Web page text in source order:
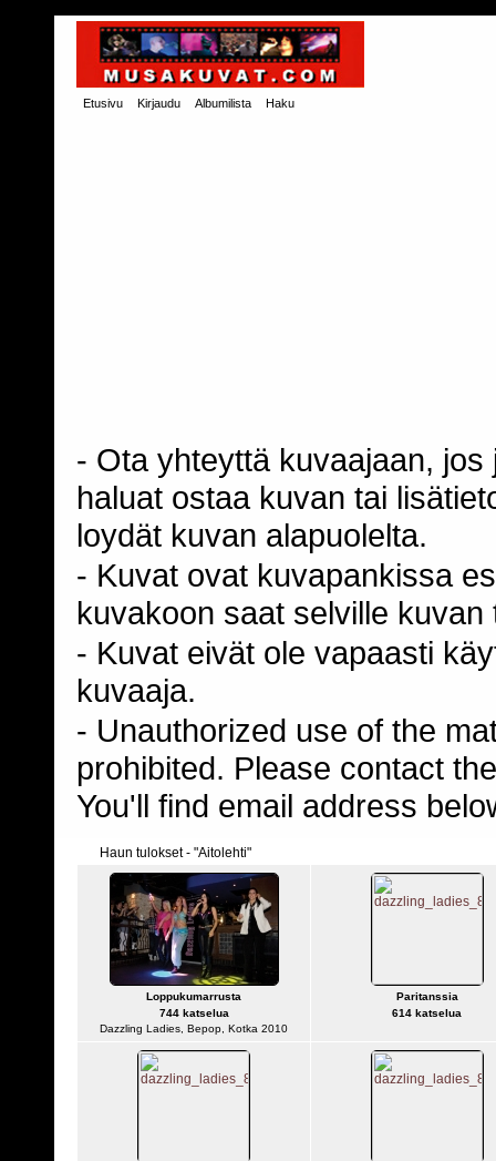
Etusivu Kirjaudu Albumilista Haku
- Ota yhteyttä kuvaajaan,
haluat ostaa kuvan tai
loydät kuvan alapuolelta.
- Kuvat ovat kuvapankissa
kuvakoon saat selville
- Kuvat eivät ole vapaasti
kuvaaja.
- Unauthorized use of the
prohibited. Please contact
You'll find email address
Haun tulokset - "Aitolehti"
Loppukumarrusta
744 katselua
Dazzling Ladies, Bepop, Kotka 2010
Paritanssia
614 katselua